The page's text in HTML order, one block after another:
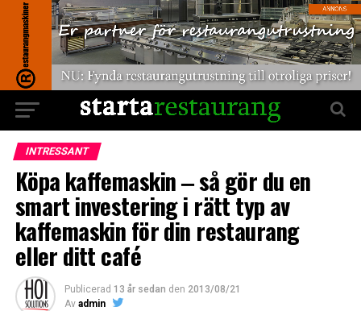
INTRESSANT
Köpa kaffemaskin ‒ så gör du en
smart investering i rätt typ av
kaffemaskin för din restaurang
eller ditt café
Publicerad 13 år sedan den 2013/08/21
Av admin